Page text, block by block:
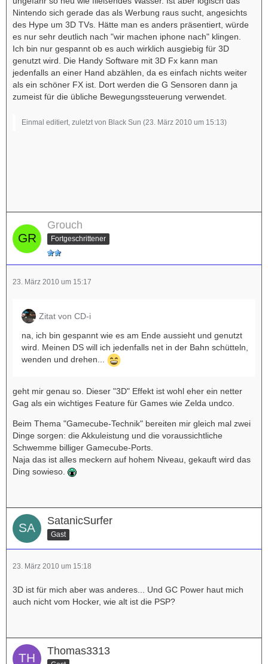
Nintendo sich gerade das als Werbung raus sucht, angesichts
des Hype um 3D TVs. Hätte man es anders präsentiert, würde
es nur sehr deutlich nach "wir machen iphone nach" klingen.
Ich bin nur gespannt ob es auch wirklich ausgiebig für 3D
genutzt wird. Die Handy Software mit 3D Fx kann man
jedenfalls an einer Hand abzählen, da es einfach nichts weiter
als ein schöner FX ist. Dort werden die G Sensoren dann ja
zumeist für die übliche Bewegungssteuerung verwendet.
Einmal editiert, zuletzt von Black Sun (23. März 2010 um 15:13)
Grouch
Fortgeschrittener
23. März 2010 um 15:17
Zitat von CD-i
na, ich bin gespannt wie es am Ende aussieht und genutzt
wird. Meinen DS will ich jedenfalls net in der Bahn schütteln,
wenden und drehen...
geht mir genau so. Dieser "3D" Effekt ist wohl eher ein netter
Gag als ein wichtiges Feature für Games wie Zelda undco.
Beim Thema "Gamecube-Technik" bereiten mir gleich mal zwei
Dinge sorgen: die Akkuleistung und die voraussichtliche
Schwemme billiger Gamecube-Ports.
Naja das ist alles meckern auf hohem Niveau, gekauft wird das
Ding sowieso.
SatanicSurfer
Gast
23. März 2010 um 15:18
3D ist für mich aber was anderes... Und GC Power haut mich
auch nicht vom Hocker, wie alt ist die PSP?
Thomas3313